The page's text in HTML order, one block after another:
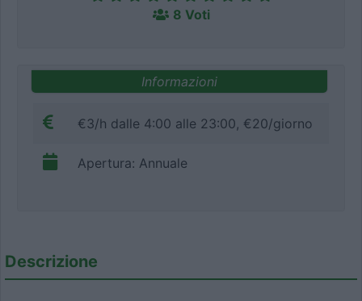
8 Voti
Informazioni
€3/h dalle 4:00 alle 23:00, €20/giorno
Apertura: Annuale
Descrizione